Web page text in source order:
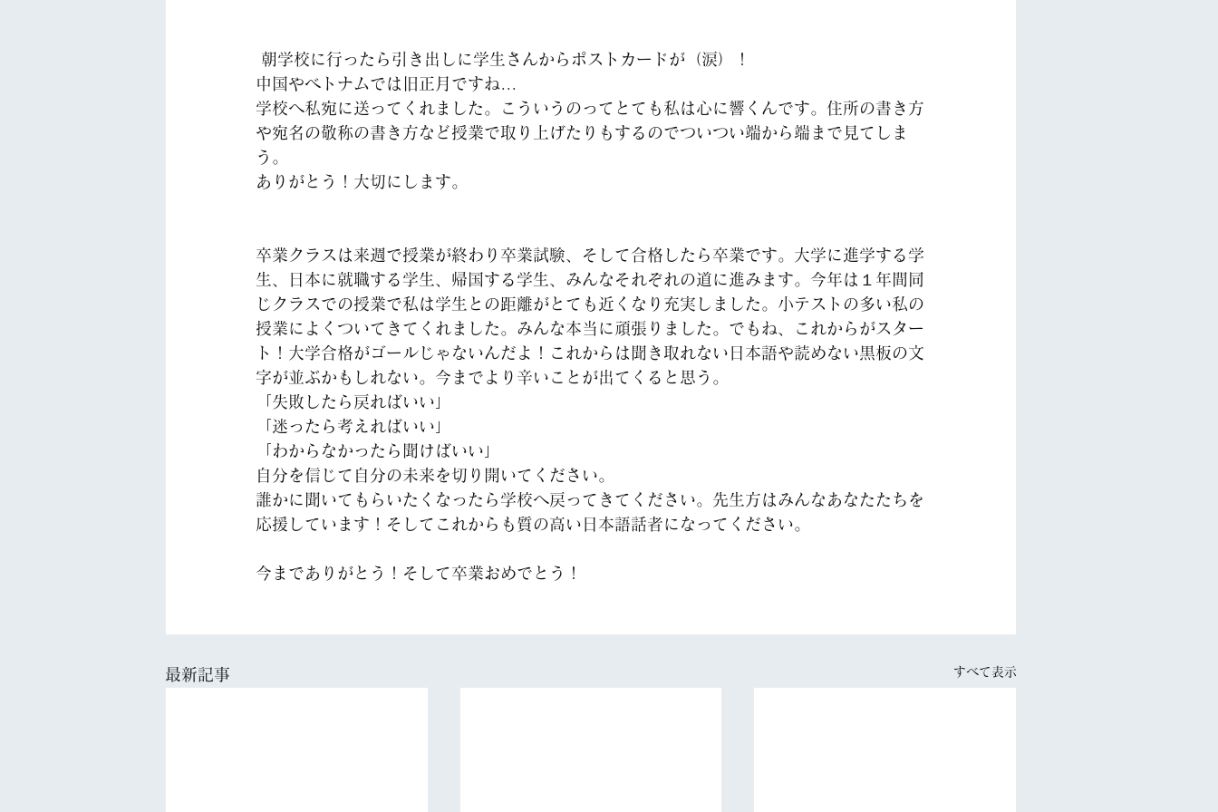
朝学校に行ったら引き出しに学生さんからポストカードが（涙）！
中国やベトナムでは旧正月ですね...
学校へ私宛に送ってくれました。こういうのってとても私は心に響くんです。住所の書き方
や宛名の敬称の書き方など授業で取り上げたりもするのでついつい端から端まで見てしま
う。
ありがとう！大切にします。
卒業クラスは来週で授業が終わり卒業試験、そして合格したら卒業です。大学に進学する学
生、日本に就職する学生、帰国する学生、みんなそれぞれの道に進みます。今年は１年間同
じクラスでの授業で私は学生との距離がとても近くなり充実しました。小テストの多い私の
授業によくついてきてくれました。みんな本当に頑張りました。でもね、これからがスター
ト！大学合格がゴールじゃないんだよ！これからは聞き取れない日本語や読めない黒板の文
字が並ぶかもしれない。今までより辛いことが出てくると思う。
「失敗したら戻ればいい」
「迷ったら考えればいい」
「わからなかったら聞けばいい」
自分を信じて自分の未来を切り開いてください。
誰かに聞いてもらいたくなったら学校へ戻ってきてください。先生方はみんなあなたたちを
応援しています！そしてこれからも質の高い日本語話者になってください。
今までありがとう！そして卒業おめでとう！
最新記事 すべて表示